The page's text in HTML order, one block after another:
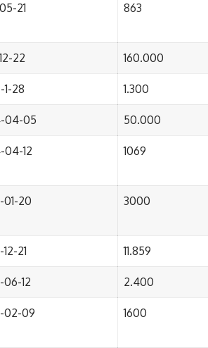
21 863
22 160.000
28 1.300
04-05 50.000
12 1069
20 3000
21 11.859
12 2.400
02-09 1600